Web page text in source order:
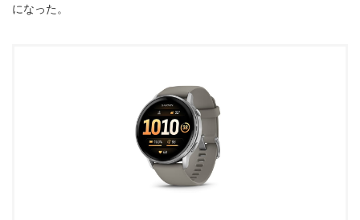
になった。